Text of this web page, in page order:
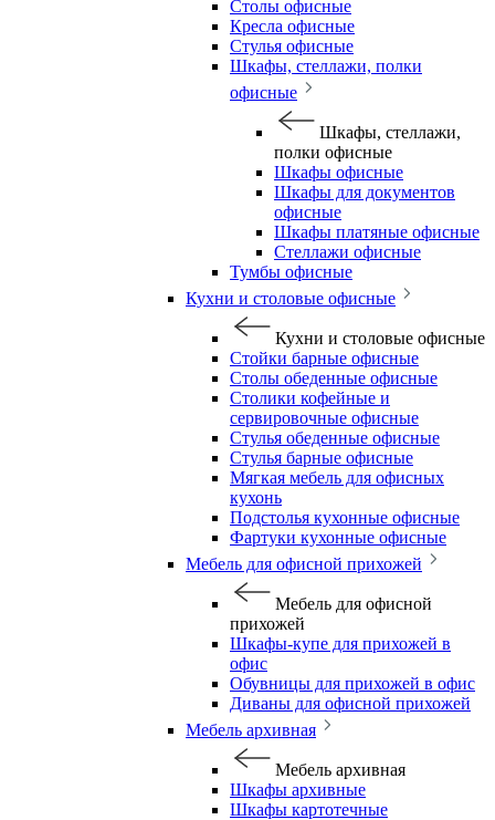
Столы офисные
Кресла офисные
Стулья офисные
Шкафы, стеллажи, полки
офисные
Шкафы, стеллажи,
полки офисные
Шкафы офисные
Шкафы для документов
офисные
Шкафы платяные офисные
Стеллажи офисные
Тумбы офисные
Кухни и столовые офисные
Кухни и столовые офисные
Стойки барные офисные
Столы обеденные офисные
Столики кофейные и
сервировочные офисные
Стулья обеденные офисные
Стулья барные офисные
Мягкая мебель для офисных
кухонь
Подстолья кухонные офисные
Фартуки кухонные офисные
Мебель для офисной прихожей
Мебель для офисной
прихожей
Шкафы-купе для прихожей в
офис
Обувницы для прихожей в офис
Диваны для офисной прихожей
Мебель архивная
Мебель архивная
Шкафы архивные
Шкафы картотечные